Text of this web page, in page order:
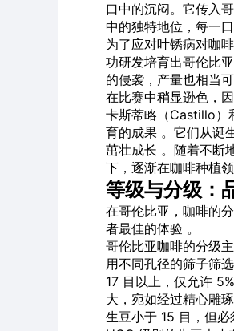
口中的沉闷。它传入
中的独特地位，每一
为了应对叶锈病对咖
功研发培育出哥伦比
的侵袭，产量也相当
在比赛中稍显逊色，
卡斯蒂略（Castillo）
育的成果 。它们从诞
茁壮成长 。随着不断
下，逐渐在咖啡种植
等级与分级：
在哥伦比亚，咖啡的
者最佳的体验 。
哥伦比亚咖啡的分级
用不同孔径的筛子筛
17 目以上，仅允许
大，宛如经过精心雕
生豆小于 15 目，但